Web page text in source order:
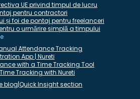
UE privind timpul de lucru
pentru contractori
și foi de pontaj pentru freelanceri
o urmărire simplă a timpului
Attendance Tracking
App | Nureti
with a Time Tracking Tool
Tracking with Nureti
blog|Quick Insight section